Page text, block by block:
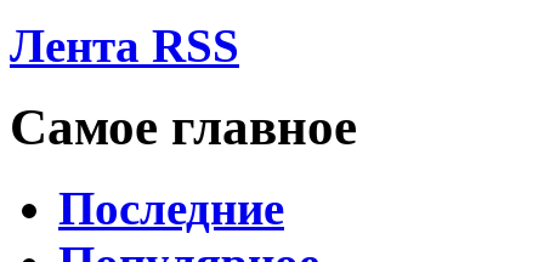
Лента RSS
Самое главное
Последние